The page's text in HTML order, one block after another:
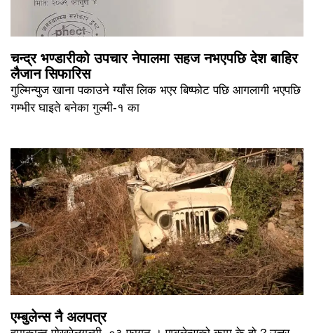
चन्द्र भण्डारीको उपचार नेपालमा सहज नभएपछि देश बाहिर
लैजान सिफारिस
गुल्मिन्युज खाना पकाउने ग्याँस लिक भएर बिष्फोट पछि आगलागी भएपछि
गम्भीर घाइते बनेका गुल्मी-१ का
एम्बुलेन्स नै अलपत्र